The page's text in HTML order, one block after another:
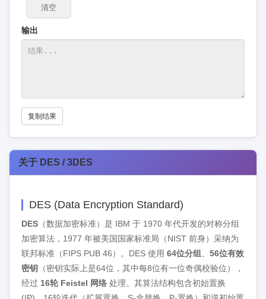
清空
输出
复制结果
关于 DES / 3DES
DES (Data Encryption Standard)
DES （数据加密标准）是 IBM 于 1970 年代开发的对称分组
加密算法，1977 年被美国国家标准局（NIST 前身）采纳为
联邦标准（FIPS PUB 46）。DES 使用 64位分组
56位有效
密钥 （密钥实际上是64位，其中每8位有一位奇偶校验位），
经过 16轮 Feistel 网络 处理。其算法结构包含初始置换